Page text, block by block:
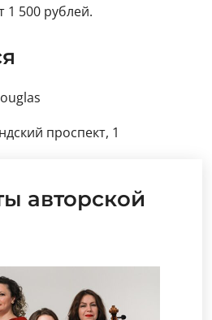
1 500 рублей.
проспект, 1
авторской